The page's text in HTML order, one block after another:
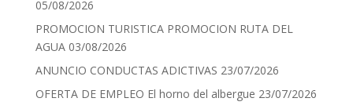
05/08/2026
PROMOCION TURISTICA PROMOCION RUTA DEL
AGUA 03/08/2026
ANUNCIO CONDUCTAS ADICTIVAS 23/07/2026
OFERTA DE EMPLEO El horno del albergue 23/07/2026